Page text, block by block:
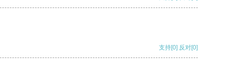
支持[0] 反对[0]